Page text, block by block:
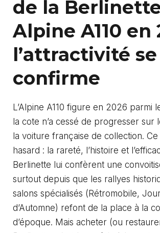
de la
Alpine A110 en
l’attractivité se
confirme
L’Alpine A110 figure en 2026 parmi
la cote n’a cessé de progresser sur
la voiture française de collection. Ce
hasard : la rareté, l’histoire et
Berlinette lui confèrent une
surtout depuis que les rallyes
salons spécialisés (Rétromobile,
d’Automne) refont de la place à la
d’époque. Mais acheter (ou